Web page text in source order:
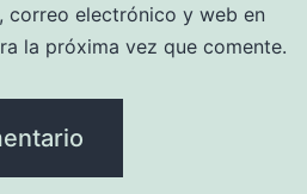
correo electrónico y web en
la próxima vez que comente.